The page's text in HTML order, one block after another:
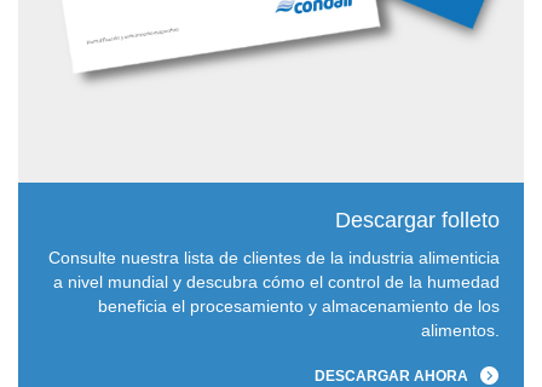
Descargar folleto
Consulte nuestra lista de clientes de la industria alimenticia
a nivel mundial y descubra cómo el control de la humedad
beneficia el procesamiento y almacenamiento de los
alimentos.
DESCARGAR AHORA